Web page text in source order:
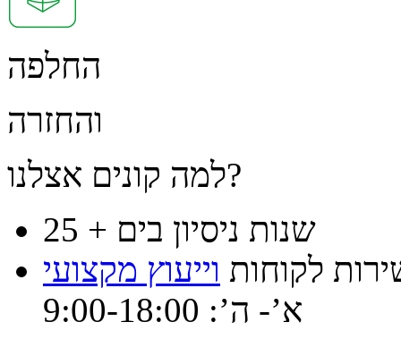
החלפה
והחזרה
למה קונים אצלנו?
25 + שנות ניסיון בים
לקוחות וייעוץ מקצועי
א’- ה’: 9:00-18:00